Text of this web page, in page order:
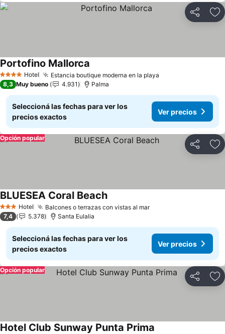
Compartir
4 EstrellasHotel Estancia boutique moderna en la playa
Portofino Mallorca
8,3 Muy bueno 4.931 Palma
Seleccioná las fechas para ver los
precios exactos
Ver precios
Compartir
Opción popular
3 Estrellas
Hotel Balcones o terrazas con vistas al marVer precios
BLUESEA Coral BeachVer precios
7,4 5.378 Santa Eulalia
Seleccioná las fechas para ver los
precios exactos
Ver precios
Compartir
Opción popular
Hotel Club Sunway Punta Prima